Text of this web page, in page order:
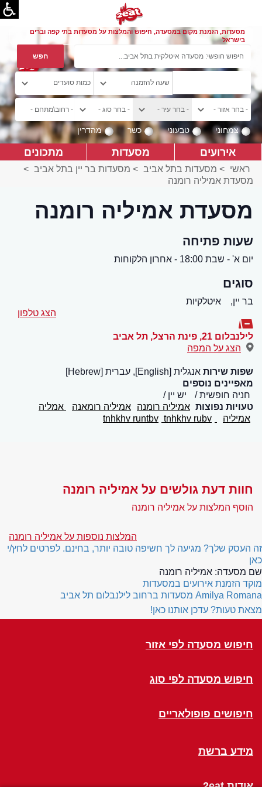
מסעדות, הזמנת מקום במסעדה, חיפוש והמלצות על מסעדות בתי קפה וברים
בישראל
צמחוני טבעוני כשר מהדרין
אירועים מסעדות מתכונים
ראשי > מסעדות בתל אביב > מסעדות בר יין בתל אביב >
מסעדת אמיליה רומנה
מסעדת אמיליה רומנה
שעות פתיחה
יום א' - שבת 18:00 - אחרון הלקוחות
סוגים
בר יין,
איטלקיות
הצג טלפון
לילנבלום 21, פינת הרצל , תל אביב
הצג על המפה
שפות שירות אנגלית [English], עברית [Hebrew]
מאפיינים נוספים
חניה חופשית
יש יין
טעויות נפוצות אמיליה רומנה אמיליה רומאנה
אמליה
אמיליה
tnhkhv rubv
חוות דעת גולשים על אמיליה רומנה
הוסף המלצות על אמיליה רומנה
המלצות נוספות על אמיליה רומנה
זה העסק שלך? מגיעה לך חשיפה טובה יותר, בחינם. לפרטים לחץ/י
כאן
שם מסעדה: אמיליה רומנה
מוקד הזמנת אירועים במסעדות
Amilya Romana מסעדות ברחוב לילנבלום תל אביב
מצאת טעות? עדכן אותנו כאן!
חיפוש מסעדה לפי אזור
חיפוש מסעדה לפי סוג
חיפושים פופולאריים
מידע ברשת